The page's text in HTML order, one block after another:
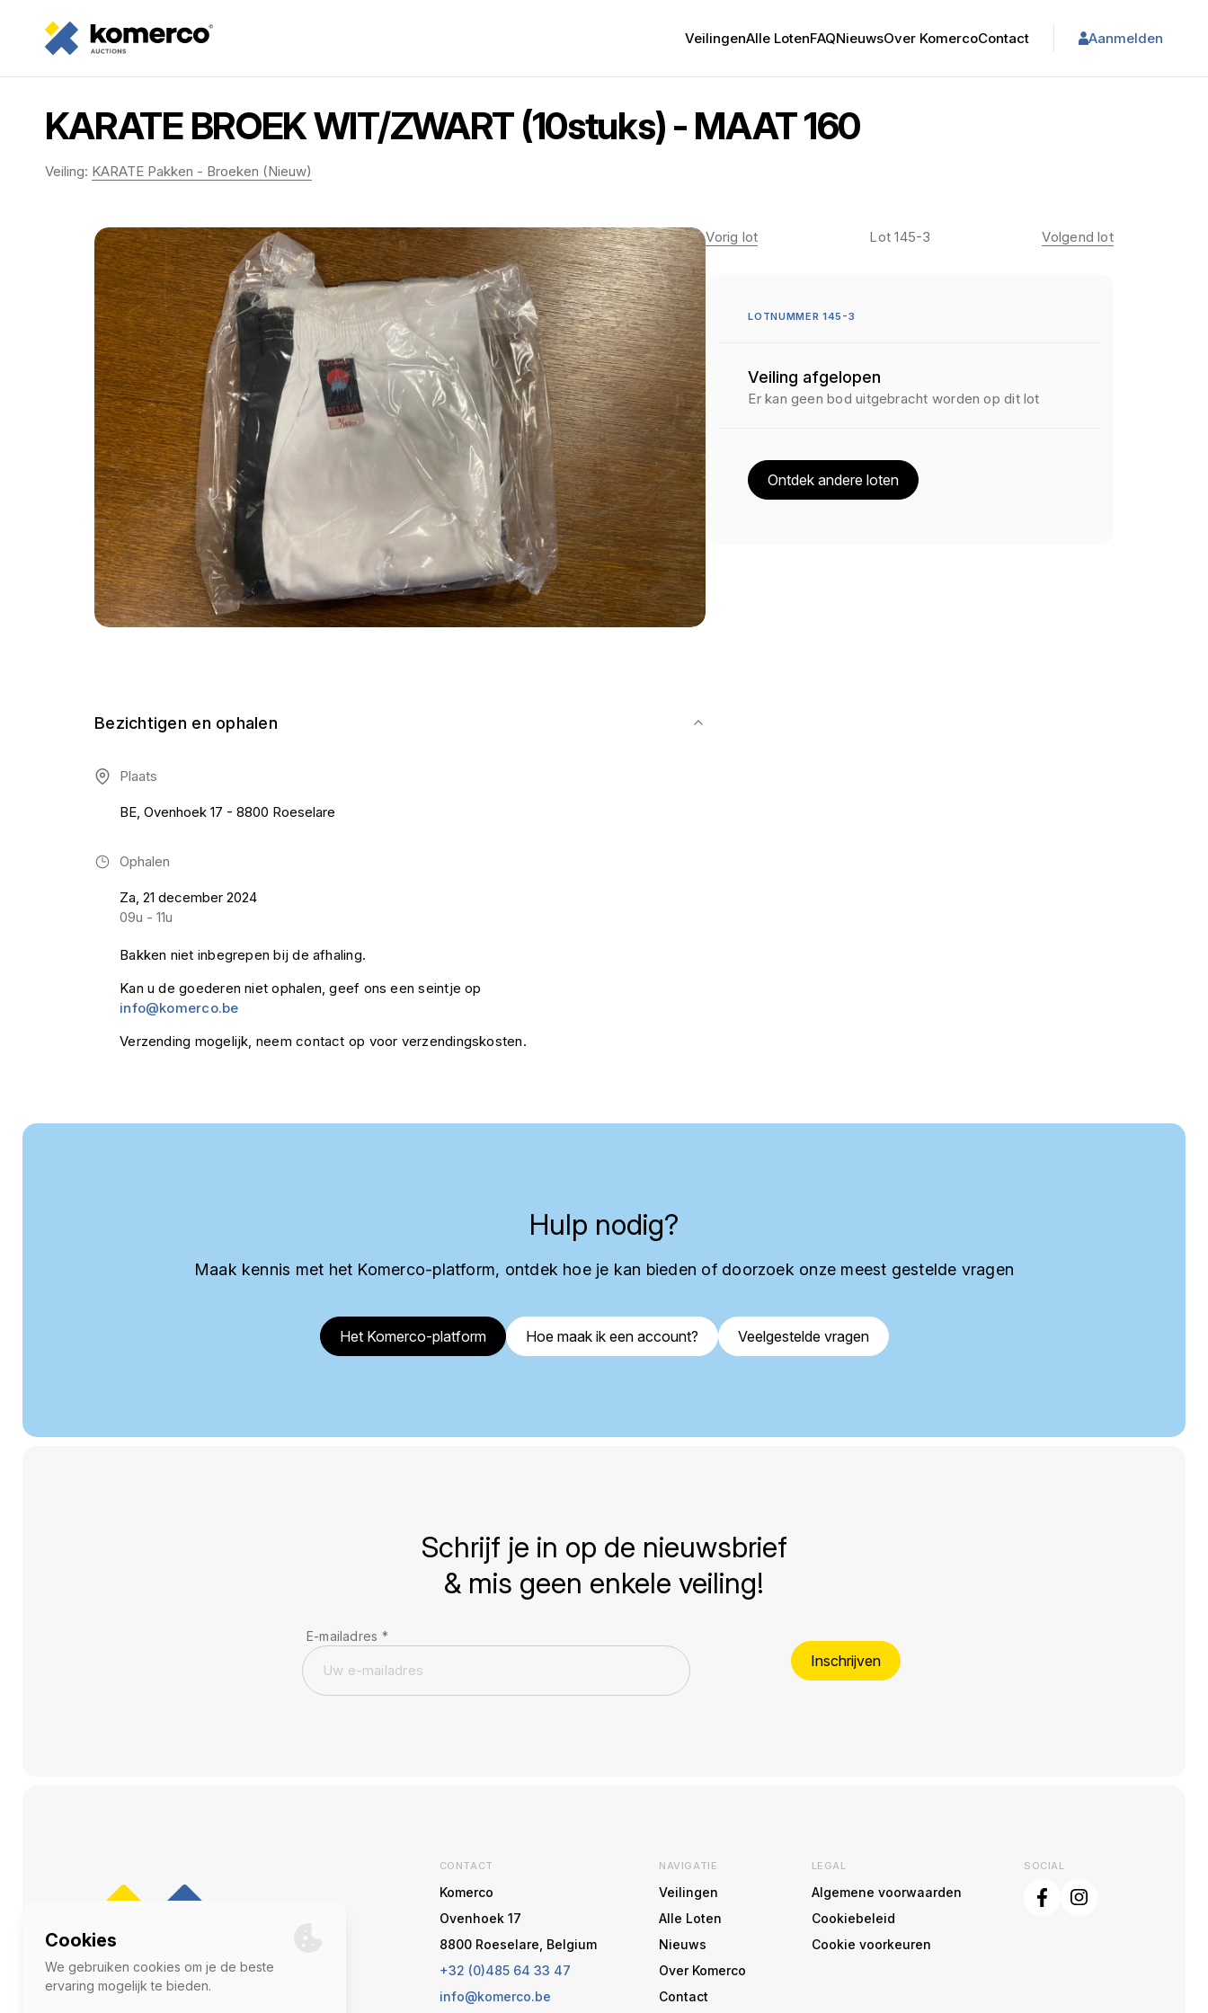
VeilingenAlle LotenFAQNieuwsOver KomercoContact Aanmelden
KARATE BROEK WIT/ZWART (10stuks) - MAAT 160
Veiling: KARATE Pakken - Broeken (Nieuw)
Bezichtigen en ophalen
Plaats
BE, Ovenhoek 17 - 8800 Roeselare
Ophalen
Za, 21 december 2024
09u - 11u
Bakken niet inbegrepen bij de afhaling.
Kan u de goederen niet ophalen, geef ons een seintje op
info@komerco.be
Verzending mogelijk, neem contact op voor verzendingskosten.
Vorig lot Lot 145-3 Volgend lot
LOTNUMMER 145-3
Veiling afgelopen
Er kan geen bod uitgebracht worden op dit lot
Ontdek andere loten
Hulp nodig?
Maak kennis met het Komerco-platform, ontdek hoe je kan bieden of doorzoek onze meest gestelde vragen
Het Komerco-platform Hoe maak ik een account? Veelgestelde vragen
Schrijf je in op de nieuwsbrief
& mis geen enkele veiling!
E-mailadres *
Inschrijven
CONTACT
Komerco
Ovenhoek 17
8800 Roeselare, Belgium
+32 (0)485 64 33 47
info@komerco.be
NAVIGATIE
Veilingen
Alle Loten
Nieuws
Over Komerco
Contact
LEGAL
Algemene voorwaarden
Cookiebeleid
Cookie voorkeuren
SOCIAL